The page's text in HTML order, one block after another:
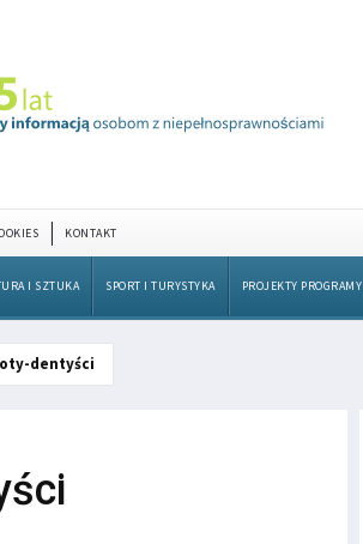
KONTAKT
I SZTUKA SPORT I TURYSTYKA PROJEKTY PROGRAMY
dentyści